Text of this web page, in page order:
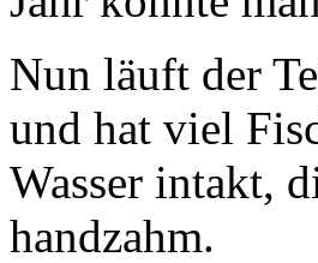
Nun läuft der
und hat viel
Wasser intakt,
handzahm.